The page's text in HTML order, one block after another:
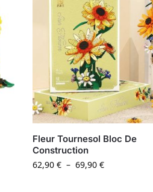
Fleur Tournesol Bloc De
Construction
62,90€ – 69,90€